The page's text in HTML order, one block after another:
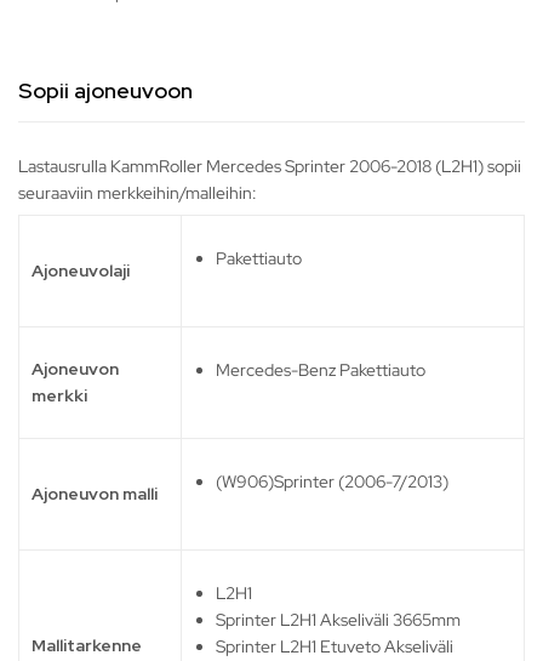
Sopii ajoneuvoon
Lastausrulla KammRoller Mercedes Sprinter 2006-2018 (L2H1) sopii
seuraaviin merkkeihin/malleihin:
Ajoneuvolaji
Pakettiauto
Ajoneuvon
merkki
Mercedes-Benz Pakettiauto
Ajoneuvon malli
(W906)Sprinter (2006-7/2013)
Mallitarkenne
L2H1
Sprinter L2H1 Akseliväli 3665mm
Sprinter L2H1 Etuveto Akseliväli